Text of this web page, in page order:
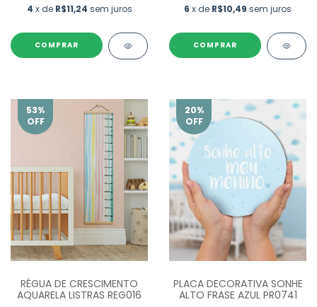
4 x de R$11,24 sem juros
COMPRAR
6 x de R$10,49 sem juros
COMPRAR
53%
OFF
RÉGUA DE CRESCIMENTO
AQUARELA LISTRAS REG016
20%
OFF
PLACA DECORATIVA SONHE
ALTO FRASE AZUL PR0741